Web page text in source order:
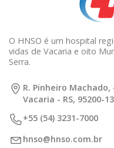
O HNSO é um hospital
vidas de Vacaria e oito
Serra.
R. Pinheiro Machado,
Vacaria - RS, 95200-
+55 (54) 3231-7000
hnso@hnso.com.br